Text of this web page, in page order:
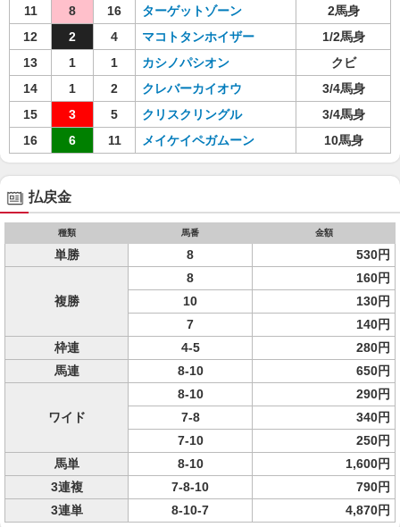
11
8 16 ターゲットゾーン
2馬身
12
2 4 マコトタンホイザー
1/2馬身
13
1 1 カシノパシオン
クビ
14
1 2 クレバーカイオウ
3/4馬身
15
3 5 クリスクリングル
3/4馬身
16
6 11 メイケイペガムーン 10馬身
払戻金
種類 馬番 金額
単勝 8 530円
複勝
8
160円
10
130円
7
140円
枠連
4-5
280円
馬連
8-10 650円
ワイド
8-10
290円
7-8
340円
7-10
250円
馬単
8-10
1,600円
3連複
7-8-10
790円
3連単
8-10-7 4,870円